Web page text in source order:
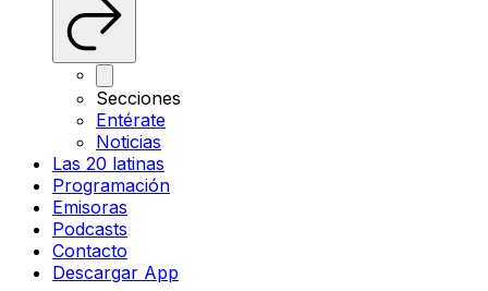
Secciones
Entérate
Noticias
Las 20 latinas
Programación
Emisoras
Podcasts
Contacto
Descargar App